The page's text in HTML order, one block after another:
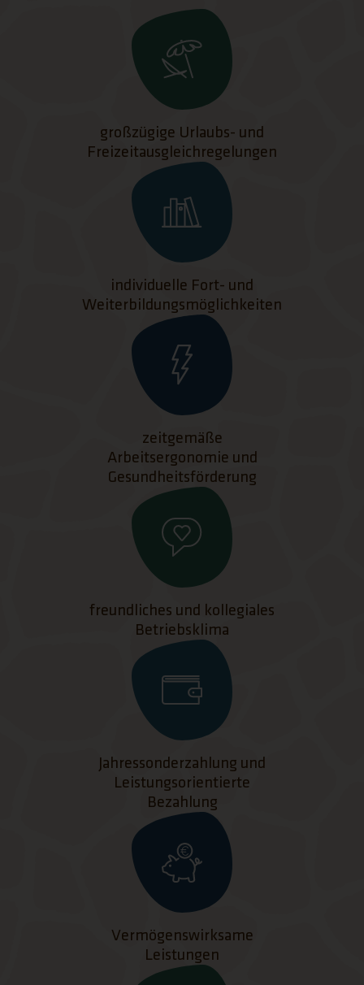
großzügige Urlaubs- und
Freizeitausgleichregelungen
individuelle Fort- und
Weiterbildungsmöglichkeiten
zeitgemäße
Arbeitsergonomie und
Gesundheitsförderung
freundliches und kollegiales
Betriebsklima
Jahressonderzahlung und
Leistungsorientierte
Bezahlung
Vermögenswirksame
Leistungen